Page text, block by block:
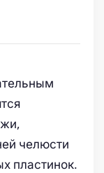
челюсти
пластинок.